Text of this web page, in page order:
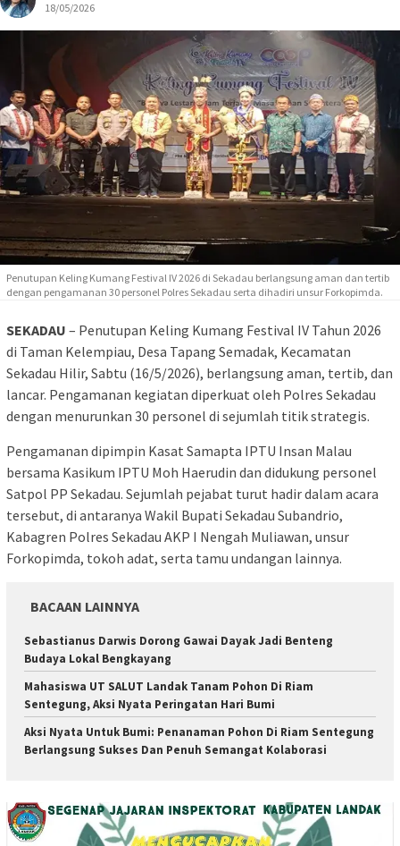
18/05/2026
Penutupan Keling Kumang Festival IV 2026 di Sekadau berlangsung aman dan tertib
dengan pengamanan 30 personel Polres Sekadau serta dihadiri unsur Forkopimda.
SEKADAU – Penutupan Keling Kumang Festival IV Tahun 2026
di Taman Kelempiau, Desa Tapang Semadak, Kecamatan
Sekadau Hilir, Sabtu (16/5/2026), berlangsung aman, tertib, dan
lancar. Pengamanan kegiatan diperkuat oleh Polres Sekadau
dengan menurunkan 30 personel di sejumlah titik strategis.
Pengamanan dipimpin Kasat Samapta IPTU Insan Malau
bersama Kasikum IPTU Moh Haerudin dan didukung personel
Satpol PP Sekadau. Sejumlah pejabat turut hadir dalam acara
tersebut, di antaranya Wakil Bupati Sekadau Subandrio,
Kabagren Polres Sekadau AKP I Nengah Muliawan, unsur
Forkopimda, tokoh adat, serta tamu undangan lainnya.
BACAAN LAINNYA
Sebastianus Darwis Dorong Gawai Dayak Jadi Benteng
Budaya Lokal Bengkayang
Mahasiswa UT SALUT Landak Tanam Pohon Di Riam
Sentegung, Aksi Nyata Peringatan Hari Bumi
Aksi Nyata Untuk Bumi: Penanaman Pohon Di Riam Sentegung
Berlangsung Sukses Dan Penuh Semangat Kolaborasi